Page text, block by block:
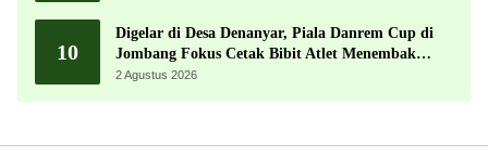
10
Digelar di Desa Denanyar, Piala Danrem Cup di
Jombang Fokus Cetak Bibit Atlet Menembak
Berprestasi
2 Agustus 2026